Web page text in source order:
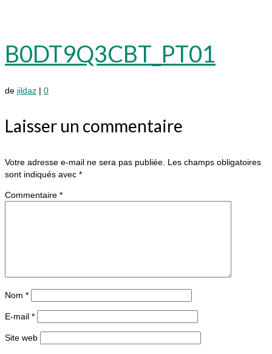
B0DT9Q3CBT_PT01
de jildaz | 0
Laisser un commentaire
Votre adresse e-mail ne sera pas publiée. Les champs obligatoires
sont indiqués avec *
Commentaire *
Nom *
E-mail *
Site web